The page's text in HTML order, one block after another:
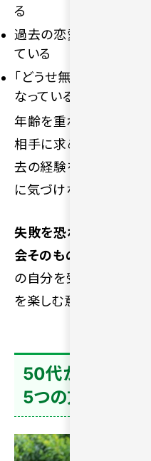
る
過去の恋愛や結婚生活
ている
「どうせ無理」と最初か
なっている
年齢を重ねるほど自分
相手に求めるハードルが
去の経験を引きずりす
に気づけなくなることも
失敗を恐れて動かない
会そのものが失われてし
の自分を受け入れ、柔
を楽しむ意識をもつこと
50代からでも安
5つの方法